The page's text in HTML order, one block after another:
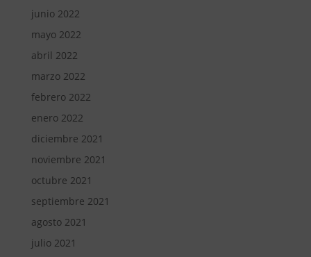
junio 2022
mayo 2022
abril 2022
marzo 2022
febrero 2022
enero 2022
diciembre 2021
noviembre 2021
octubre 2021
septiembre 2021
agosto 2021
julio 2021